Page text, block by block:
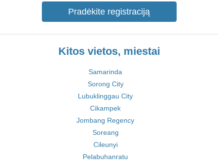
Pradėkite registraciją
Kitos vietos, miestai
Samarinda
Sorong City
Lubuklinggau City
Cikampek
Jombang Regency
Soreang
Cileunyi
Pelabuhanratu